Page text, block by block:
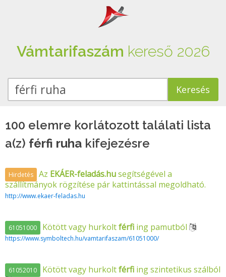
Vámtarifaszám kereső 2026
100 elemre korlátozott találati lista
a(z) férfi ruha kifejezésre
Hirdetés Az EKÁER-feladás.husegítségével a
szállítmányok rögzítése pár kattintással megoldható.
http://www.ekaer-feladas.hu
61051000 Kötött vagy hurkoltférfi ing pamutból
https://www.symboltech.hu/vamtarifaszam/61051000/
61052010 Kötött vagy hurkoltférfi ing szintetikus szálból